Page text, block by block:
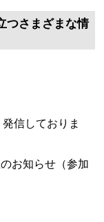
つさまざまな情
信しておりま
お知らせ（参加